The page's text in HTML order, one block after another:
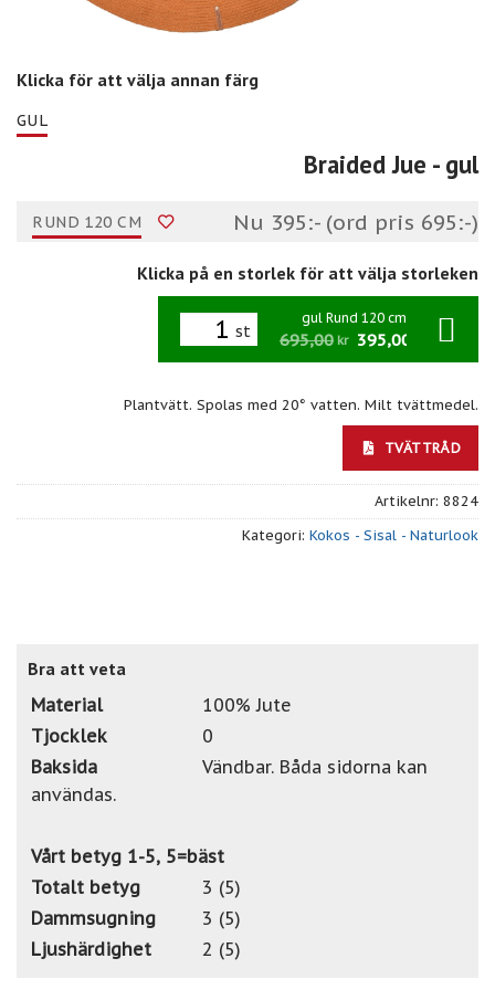
Klicka för att välja annan färg
GUL
Braided Jue - gul
RUND 120 CM Nu 395:- (ord pris 695:-)
Klicka på en storlek för att välja storleken
st
gul Rund 120 cm
695,00 kr 395,00 /st
Plantvätt. Spolas med 20° vatten. Milt tvättmedel.
TVÄTTRÅD
Artikelnr: 8824
Kategori: Kokos - Sisal - Naturlook
Bra att veta
Material
100% Jute
Tjocklek
0
Baksida
Vändbar. Båda sidorna kan
användas.
Vårt betyg 1-5, 5=bäst
Totalt betyg
3 (5)
Dammsugning
3 (5)
Ljushärdighet
2 (5)